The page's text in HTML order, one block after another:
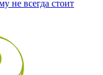
не всегда стоит